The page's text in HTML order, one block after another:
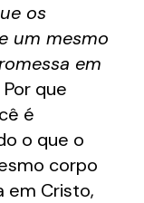
os
um mesmo
em
que
é
o que o
corpo
em Cristo,